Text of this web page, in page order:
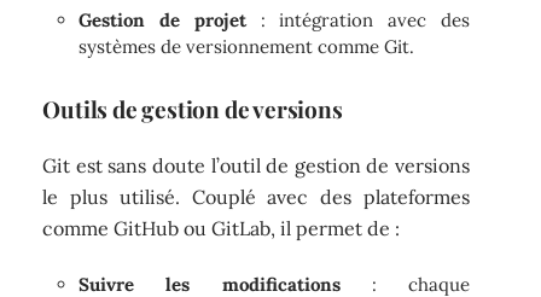
Gestion de projet: intégration avec des
systèmes de versionnement comme Git.
Outils de gestion de versions
Git est sans doute l’outil de gestion de versions
le plus utilisé. Couplé avec des plateformes
comme GitHub ou GitLab, il permet de :
Suivre les modifications: chaque